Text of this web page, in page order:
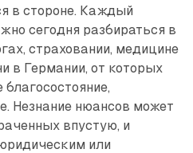
в стороне. Каждый
сегодня разбираться в
страховании, медицине
в Германии, от которых
Незнание нюансов может
впустую, и
или